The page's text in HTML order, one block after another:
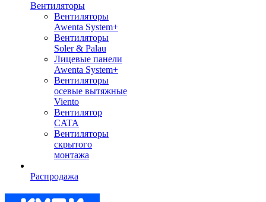
Вентиляторы
Вентиляторы
Awenta System+
Вентиляторы
Soler & Palau
Лицевые панели
Awenta System+
Вентиляторы
осевые вытяжные
Viento
Вентилятор
CATA
Вентиляторы
скрытого
монтажа
Распродажа